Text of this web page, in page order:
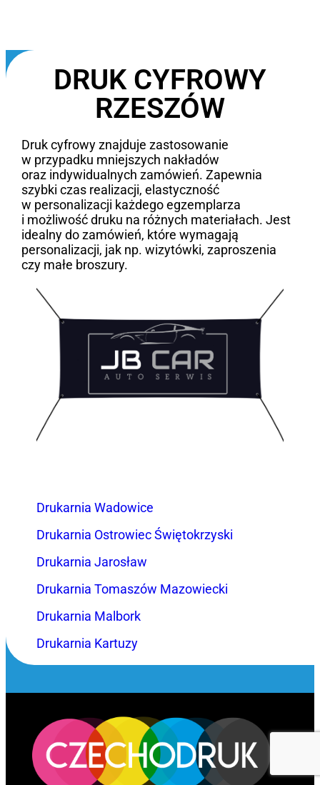
DRUK CYFROWY
RZESZÓW
Druk cyfrowy znajduje zastosowanie
w przypadku mniejszych nakładów
oraz indywidualnych zamówień. Zapewnia
szybki czas realizacji, elastyczność
w personalizacji każdego egzemplarza
i możliwość druku na różnych materiałach. Jest
idealny do zamówień, które wymagają
personalizacji, jak np. wizytówki, zaproszenia
czy małe broszury.
Drukarnia Wadowice
Drukarnia Ostrowiec Świętokrzyski
Drukarnia Jarosław
Drukarnia Tomaszów Mazowiecki
Drukarnia Malbork
Drukarnia Kartuzy